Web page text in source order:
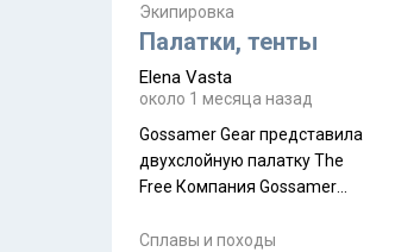
надеюсь увидеть.
Экипировка
Палатки, тенты
Elena Vasta
около 1 месяца назад
Gossamer Gear представила
двухслойную палатку The
Free Компания Gossamer
туристическую палатку The
Сплавы и походы